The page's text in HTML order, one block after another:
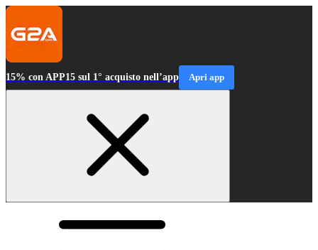
15% con APP15 sul 1° acquisto nell’app Apri app